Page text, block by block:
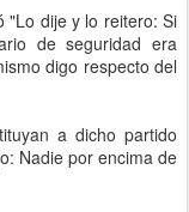
"Lo dije y lo reitero: Si
de seguridad era
digo respecto del
a dicho partido
Nadie por encima de